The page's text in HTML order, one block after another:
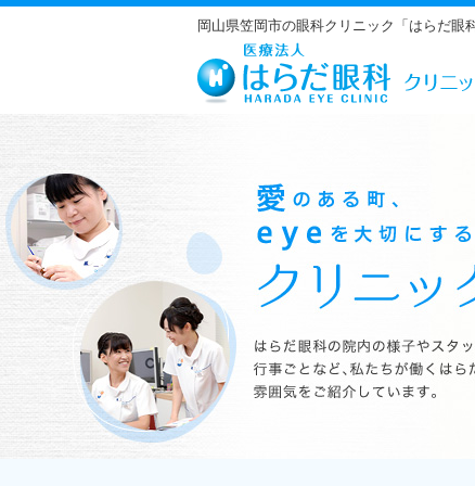
岡山県笠岡市の眼科クリニック「はらだ眼